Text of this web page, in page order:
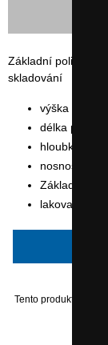
Základní policový,
skladování
výška rámu:
délka polic:
hloubka
nosnost
Základní
lakovaný sv.
Tento produkt byl